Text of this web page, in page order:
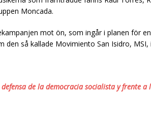
Moncada.
mot ön, som ingår i planen för
den så kallade Movimiento San Isidro, MSI,
de la democracia socialista y frente a